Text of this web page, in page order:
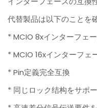
代替製品は以下のことを
* MCIO 8xインターフェ
* MCIO 16xインターフェ
* Pin定義完全互換
* 同じロック结构をサポ